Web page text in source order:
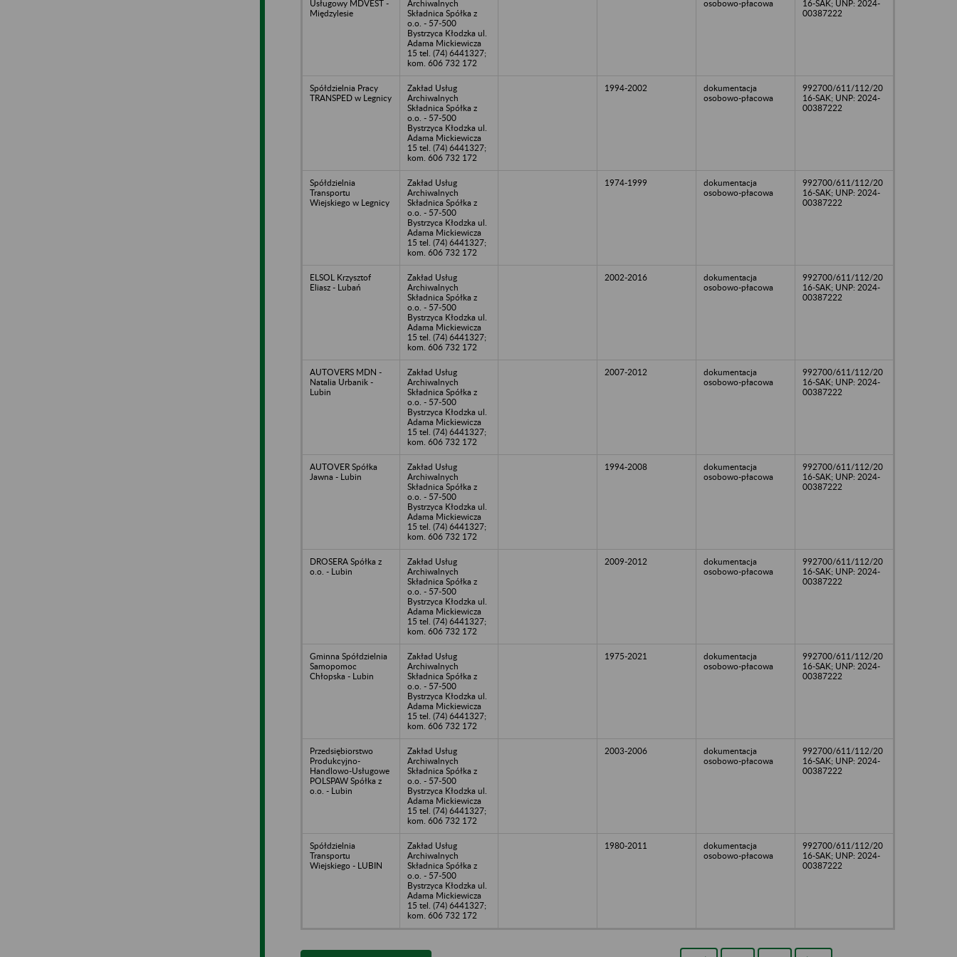
Usługowy MDVEST -
Międzylesie
Archiwalnych
Składnica Spółka z
o.o. - 57-500
Bystrzyca Kłodzka ul.
Adama Mickiewicza
15 tel. (74) 6441327;
kom. 606 732 172
osobowo-płacowa
16-SAK; UNP: 2024-
00387222
Spółdzielnia Pracy
TRANSPED w Legnicy
Zakład Usług
Archiwalnych
Składnica Spółka z
o.o. - 57-500
Bystrzyca Kłodzka ul.
Adama Mickiewicza
15 tel. (74) 6441327;
kom. 606 732 172
1994-2002
dokumentacja
osobowo-płacowa
992700/611/112/20
16-SAK; UNP: 2024-
00387222
Spółdzielnia
Transportu
Wiejskiego w Legnicy
Zakład Usług
Archiwalnych
Składnica Spółka z
o.o. - 57-500
Bystrzyca Kłodzka ul.
Adama Mickiewicza
15 tel. (74) 6441327;
kom. 606 732 172
1974-1999
dokumentacja
osobowo-płacowa
992700/611/112/20
16-SAK; UNP: 2024-
00387222
ELSOL Krzysztof
Eliasz - Lubań
Zakład Usług
Archiwalnych
Składnica Spółka z
o.o. - 57-500
Bystrzyca Kłodzka ul.
Adama Mickiewicza
15 tel. (74) 6441327;
kom. 606 732 172
2002-2016
dokumentacja
osobowo-płacowa
992700/611/112/20
16-SAK; UNP: 2024-
00387222
AUTOVERS MDN -
Natalia Urbanik -
Lubin
Zakład Usług
Archiwalnych
Składnica Spółka z
o.o. - 57-500
Bystrzyca Kłodzka ul.
Adama Mickiewicza
15 tel. (74) 6441327;
kom. 606 732 172
2007-2012
dokumentacja
osobowo-płacowa
992700/611/112/20
16-SAK; UNP: 2024-
00387222
AUTOVER Spółka
Jawna - Lubin
Zakład Usług
Archiwalnych
Składnica Spółka z
o.o. - 57-500
Bystrzyca Kłodzka ul.
Adama Mickiewicza
15 tel. (74) 6441327;
kom. 606 732 172
1994-2008
dokumentacja
osobowo-płacowa
992700/611/112/20
16-SAK; UNP: 2024-
00387222
DROSERA Spółka z
o.o. - Lubin
Zakład Usług
Archiwalnych
Składnica Spółka z
o.o. - 57-500
Bystrzyca Kłodzka ul.
Adama Mickiewicza
15 tel. (74) 6441327;
kom. 606 732 172
2009-2012
dokumentacja
osobowo-płacowa
992700/611/112/20
16-SAK; UNP: 2024-
00387222
Gminna Spółdzielnia
Samopomoc
Chłopska - Lubin
Zakład Usług
Archiwalnych
Składnica Spółka z
o.o. - 57-500
Bystrzyca Kłodzka ul.
Adama Mickiewicza
15 tel. (74) 6441327;
kom. 606 732 172
1975-2021
dokumentacja
osobowo-płacowa
992700/611/112/20
16-SAK; UNP: 2024-
00387222
Przedsiębiorstwo
Produkcyjno-
Handlowo-Usługowe
POLSPAW Spółka z
o.o. - Lubin
Zakład Usług
Archiwalnych
Składnica Spółka z
o.o. - 57-500
Bystrzyca Kłodzka ul.
Adama Mickiewicza
15 tel. (74) 6441327;
kom. 606 732 172
2003-2006
dokumentacja
osobowo-płacowa
992700/611/112/20
16-SAK; UNP: 2024-
00387222
Spółdzielnia
Transportu
Wiejskiego - LUBIN
Zakład Usług
Archiwalnych
Składnica Spółka z
o.o. - 57-500
Bystrzyca Kłodzka ul.
Adama Mickiewicza
15 tel. (74) 6441327;
kom. 606 732 172
1980-2011
dokumentacja
osobowo-płacowa
992700/611/112/20
16-SAK; UNP: 2024-
00387222